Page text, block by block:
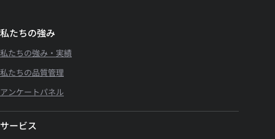
私たちの強み
私たちの強み・実績
私たちの品質管理
アンケートパネル
サービス